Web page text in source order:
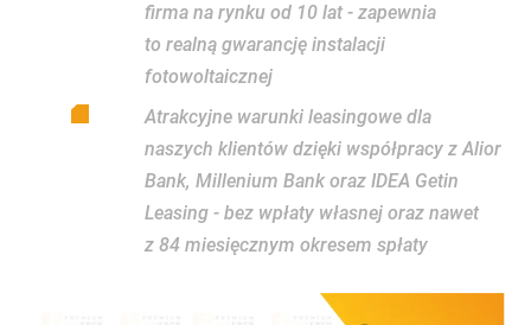
firma na rynku od 10 lat - zapewnia
to realną gwarancję instalacji
fotowoltaicznej
Atrakcyjne warunki leasingowe dla
naszych klientów dzięki współpracy z Alior
Bank, Millenium Bank oraz IDEA Getin
Leasing - bez wpłaty własnej oraz nawet
z 84 miesięcznym okresem spłaty